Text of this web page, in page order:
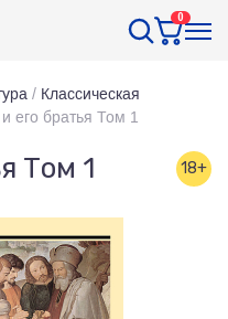
0
/ Классическая
его братья Том 1
Том 1 18+